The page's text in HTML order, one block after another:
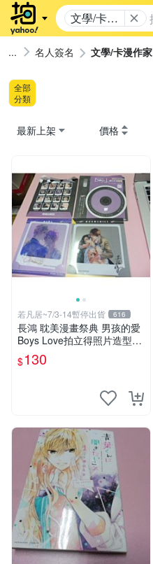
文學/卡漫
作家
名人簽名 文學/卡漫作家
全部
分類
最新上架 價格
若凡居~7/3-14暫停出貨 616
長鴻 耽美漫畫祭典 男孩的愛
Boys Love拍立得照片造型透
卡 第二彈 超值星期五的sex +
劇毒甜心
$130